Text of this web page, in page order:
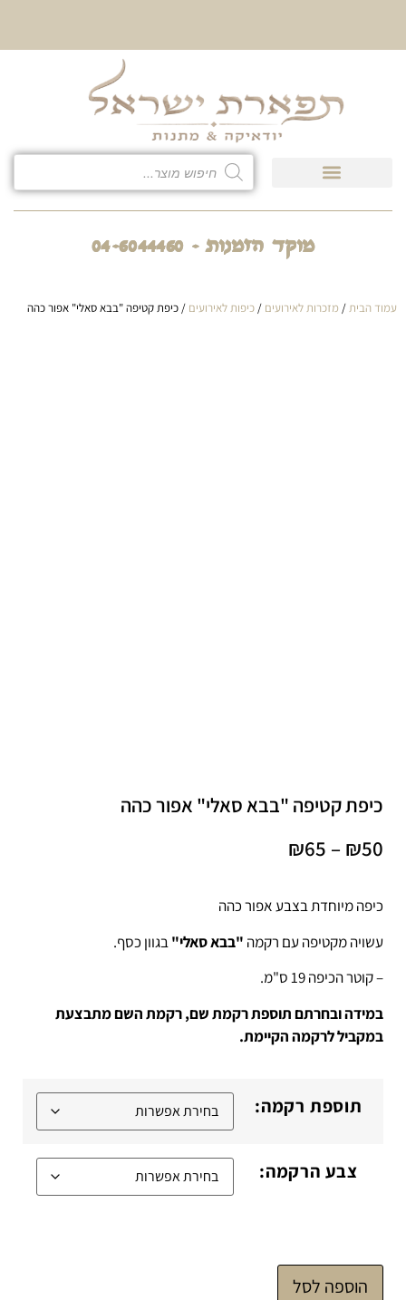
מוקד הזמנות - 04-6044460
עמוד הבית/ מזכרות לאירועים / כיפות לאירועים / כיפת קטיפה "בבא סאלי" אפור כהה
כיפת קטיפה "בבא סאלי" אפור כהה
₪50
–
₪65
כיפה מיוחדת בצבע אפור כהה
עשויה מקטיפה עם רקמה "בבא סאלי"בגוון כסף.
– קוטר הכיפה 19 ס"מ.
במידה ובחרתם תוספת רקמת שם, רקמת השם מתבצעת
במקביל לרקמה הקיימת.
תוספת רקמה:
צבע הרקמה:
הוספה לסל